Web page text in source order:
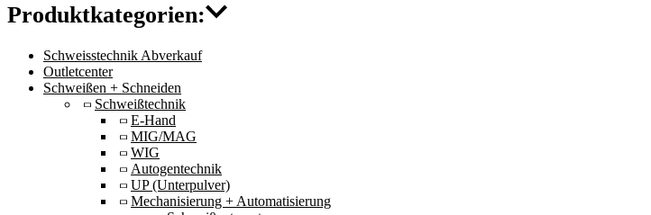
Produktkategorien:
Schweisstechnik Abverkauf
Outletcenter
Schweißen + Schneiden
Schweißtechnik
E-Hand
MIG/MAG
WIG
Autogentechnik
UP (Unterpulver)
Mechanisierung + Automatisierung